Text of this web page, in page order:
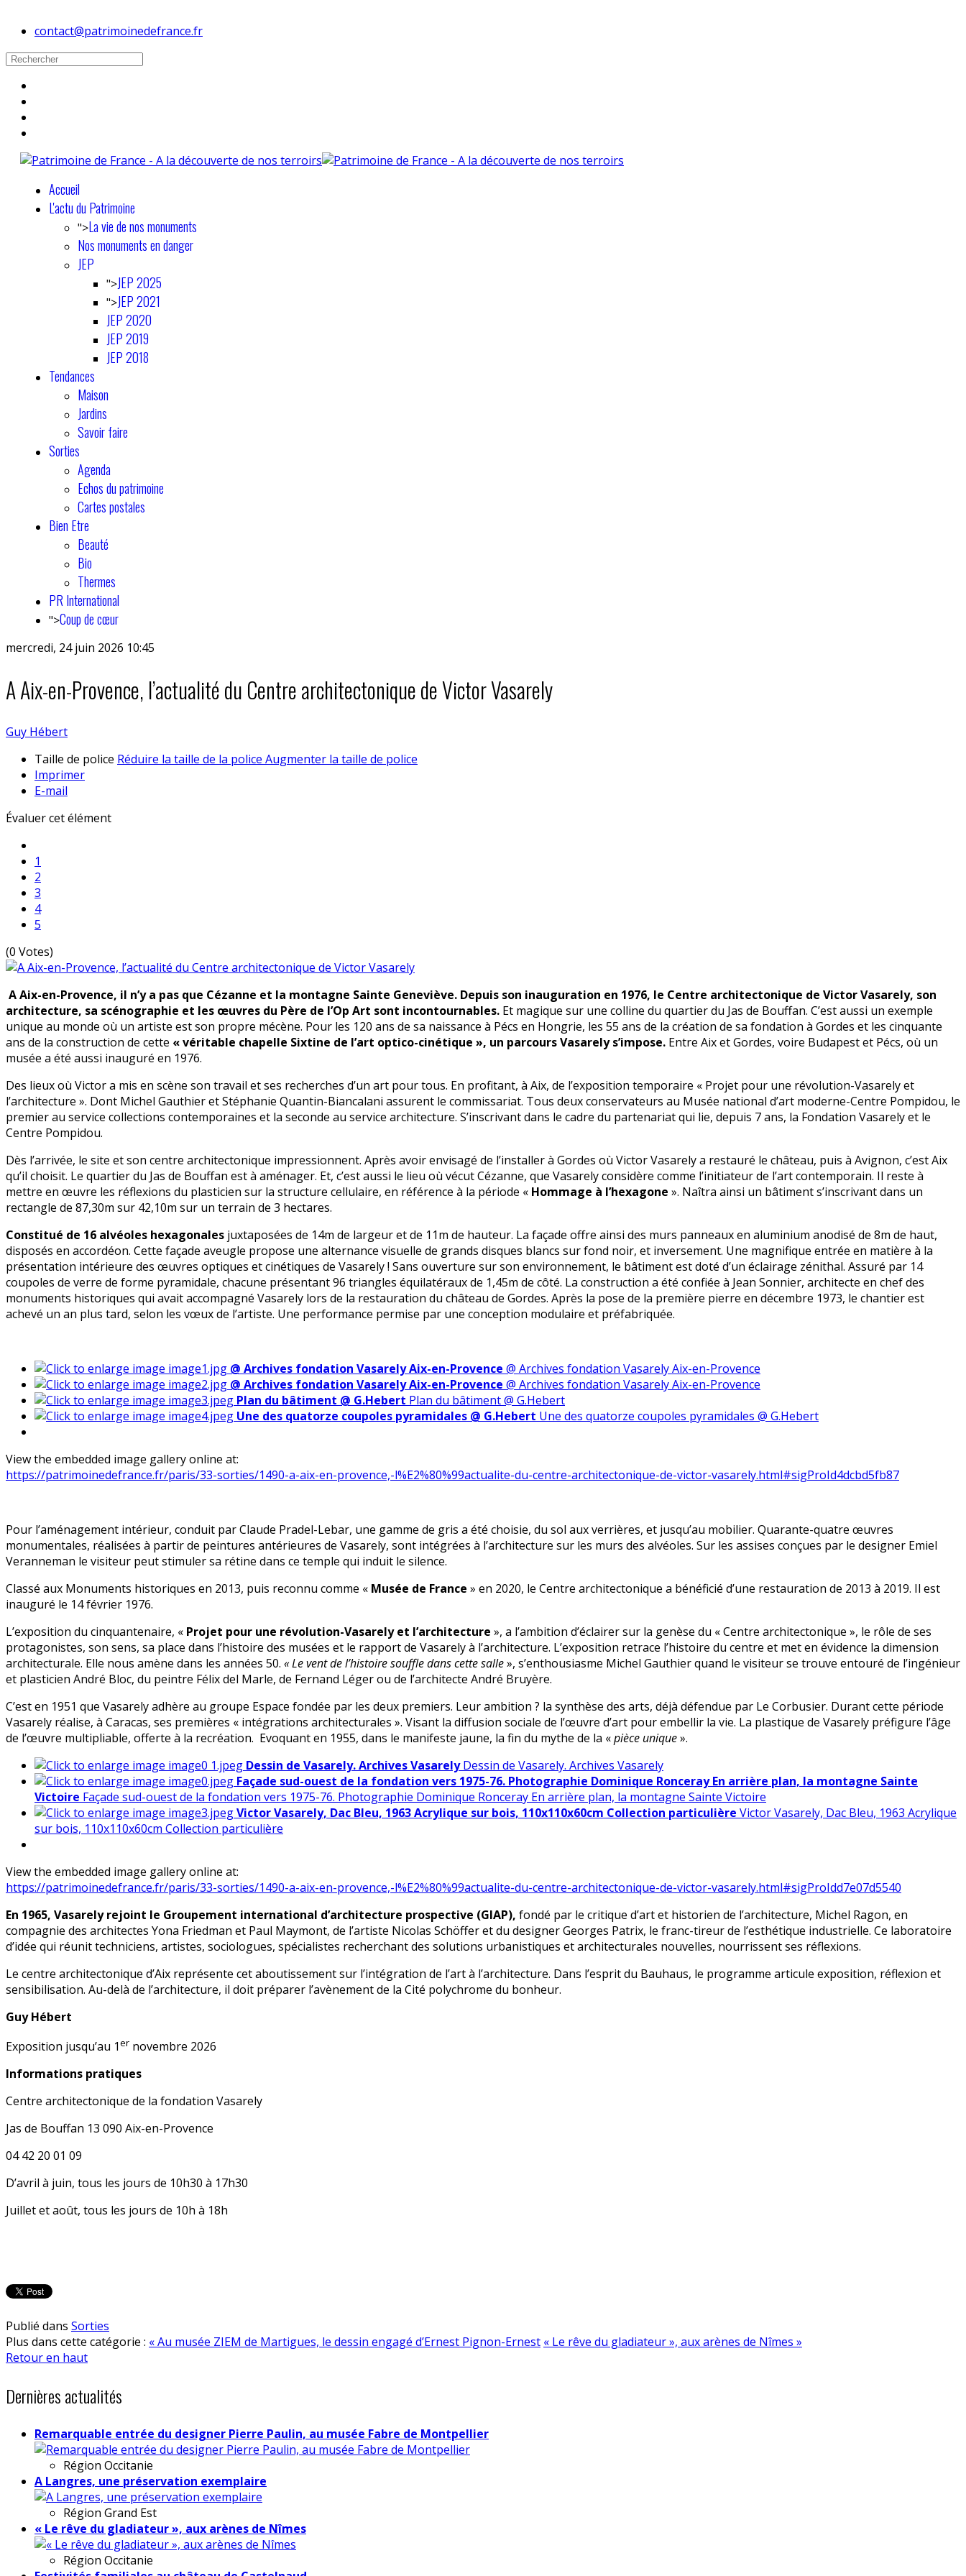
contact@patrimoinedefrance.fr
Accueil
L'actu du Patrimoine
">La vie de nos monuments
Nos monuments en danger
JEP
">JEP 2025
">JEP 2021
JEP 2020
JEP 2019
JEP 2018
Tendances
Maison
Jardins
Savoir faire
Sorties
Agenda
Echos du patrimoine
Cartes postales
Bien Etre
Beauté
Bio
Thermes
PR International
">Coup de cœur
mercredi, 24 juin 2026 10:45
A Aix-en-Provence, l’actualité du Centre architectonique de Victor Vasarely
Guy Hébert
Taille de police Réduire la taille de la police Augmenter la taille de police
Imprimer
E-mail
Évaluer cet élément
1
2
3
4
5
(0 Votes)
A Aix-en-Provence, il n’y a pas que Cézanne et la montagne Sainte Geneviève. Depuis son inauguration en 1976, le Centre architectonique de Victor Vasarely, son
architecture, sa scénographie et les œuvres du Père de l’Op Art sont incontournables. Et magique sur une colline du quartier du Jas de Bouffan. C’est aussi un exemple
unique au monde où un artiste est son propre mécène. Pour les 120 ans de sa naissance à Pécs en Hongrie, les 55 ans de la création de sa fondation à Gordes et les cinquante
ans de la construction de cette « véritable chapelle Sixtine de l’art optico-cinétique », un parcours Vasarely s’impose. Entre Aix et Gordes, voire Budapest et Pécs, où un
musée a été aussi inauguré en 1976.
Des lieux où Victor a mis en scène son travail et ses recherches d’un art pour tous. En profitant, à Aix, de l’exposition temporaire « Projet pour une révolution-Vasarely et
l’architecture ». Dont Michel Gauthier et Stéphanie Quantin-Biancalani assurent le commissariat. Tous deux conservateurs au Musée national d’art moderne-Centre Pompidou, le
premier au service collections contemporaines et la seconde au service architecture. S’inscrivant dans le cadre du partenariat qui lie, depuis 7 ans, la Fondation Vasarely et le
Centre Pompidou.
Dès l’arrivée, le site et son centre architectonique impressionnent. Après avoir envisagé de l’installer à Gordes où Victor Vasarely a restauré le château, puis à Avignon, c’est Aix
qu’il choisit. Le quartier du Jas de Bouffan est à aménager. Et, c’est aussi le lieu où vécut Cézanne, que Vasarely considère comme l’initiateur de l’art contemporain. Il reste à
mettre en œuvre les réflexions du plasticien sur la structure cellulaire, en référence à la période « Hommage à l’hexagone ». Naîtra ainsi un bâtiment s’inscrivant dans un
rectangle de 87,30m sur 42,10m sur un terrain de 3 hectares.
Constitué de 16 alvéoles hexagonales juxtaposées de 14m de largeur et de 11m de hauteur. La façade offre ainsi des murs panneaux en aluminium anodisé de 8m de haut,
disposés en accordéon. Cette façade aveugle propose une alternance visuelle de grands disques blancs sur fond noir, et inversement. Une magnifique entrée en matière à la
présentation intérieure des œuvres optiques et cinétiques de Vasarely ! Sans ouverture sur son environnement, le bâtiment est doté d’un éclairage zénithal. Assuré par 14
coupoles de verre de forme pyramidale, chacune présentant 96 triangles équilatéraux de 1,45m de côté. La construction a été confiée à Jean Sonnier, architecte en chef des
monuments historiques qui avait accompagné Vasarely lors de la restauration du château de Gordes. Après la pose de la première pierre en décembre 1973, le chantier est
achevé un an plus tard, selon les vœux de l’artiste. Une performance permise par une conception modulaire et préfabriquée.
@ Archives fondation Vasarely Aix-en-Provence @ Archives fondation Vasarely Aix-en-Provence
@ Archives fondation Vasarely Aix-en-Provence @ Archives fondation Vasarely Aix-en-Provence
Plan du bâtiment @ G.Hebert Plan du bâtiment @ G.Hebert
Une des quatorze coupoles pyramidales @ G.Hebert Une des quatorze coupoles pyramidales @ G.Hebert
View the embedded image gallery online at:
https://patrimoinedefrance.fr/paris/33-sorties/1490-a-aix-en-provence,-l%E2%80%99actualite-du-centre-architectonique-de-victor-vasarely.html#sigProId4dcbd5fb87
Pour l’aménagement intérieur, conduit par Claude Pradel-Lebar, une gamme de gris a été choisie, du sol aux verrières, et jusqu’au mobilier. Quarante-quatre œuvres
monumentales, réalisées à partir de peintures antérieures de Vasarely, sont intégrées à l’architecture sur les murs des alvéoles. Sur les assises conçues par le designer Emiel
Veranneman le visiteur peut stimuler sa rétine dans ce temple qui induit le silence.
Classé aux Monuments historiques en 2013, puis reconnu comme « Musée de France » en 2020, le Centre architectonique a bénéficié d’une restauration de 2013 à 2019. Il est
inauguré le 14 février 1976.
L’exposition du cinquantenaire, « Projet pour une révolution-Vasarely et l’architecture », a l’ambition d’éclairer sur la genèse du « Centre architectonique », le rôle de ses
protagonistes, son sens, sa place dans l’histoire des musées et le rapport de Vasarely à l’architecture. L’exposition retrace l’histoire du centre et met en évidence la dimension
architecturale. Elle nous amène dans les années 50. « Le vent de l’histoire souffle dans cette salle», s’enthousiasme Michel Gauthier quand le visiteur se trouve entouré de l’ingénieur
et plasticien André Bloc, du peintre Félix del Marle, de Fernand Léger ou de l’architecte André Bruyère.
C’est en 1951 que Vasarely adhère au groupe Espace fondée par les deux premiers. Leur ambition ? la synthèse des arts, déjà défendue par Le Corbusier. Durant cette période
Vasarely réalise, à Caracas, ses premières « intégrations architecturales ». Visant la diffusion sociale de l’œuvre d’art pour embellir la vie. La plastique de Vasarely préfigure l’âge
de l’œuvre multipliable, offerte à la recréation. Evoquant en 1955, dans le manifeste jaune, la fin du mythe de la «pièce unique».
Dessin de Vasarely. Archives Vasarely Dessin de Vasarely. Archives Vasarely
Façade sud-ouest de la fondation vers 1975-76. Photographie Dominique Ronceray En arrière plan, la montagne Sainte
Victoire Façade sud-ouest de la fondation vers 1975-76. Photographie Dominique Ronceray En arrière plan, la montagne Sainte Victoire
Victor Vasarely, Dac Bleu, 1963 Acrylique sur bois, 110x110x60cm Collection particulière Victor Vasarely, Dac Bleu, 1963 Acrylique
sur bois, 110x110x60cm Collection particulière
View the embedded image gallery online at:
https://patrimoinedefrance.fr/paris/33-sorties/1490-a-aix-en-provence,-l%E2%80%99actualite-du-centre-architectonique-de-victor-vasarely.html#sigProIdd7e07d5540
En 1965, Vasarely rejoint le Groupement international d’architecture prospective (GIAP), fondé par le critique d’art et historien de l’architecture, Michel Ragon, en
compagnie des architectes Yona Friedman et Paul Maymont, de l’artiste Nicolas Schöffer et du designer Georges Patrix, le franc-tireur de l’esthétique industrielle. Ce laboratoire
d’idée qui réunit techniciens, artistes, sociologues, spécialistes recherchant des solutions urbanistiques et architecturales nouvelles, nourrissent ses réflexions.
Le centre architectonique d’Aix représente cet aboutissement sur l’intégration de l’art à l’architecture. Dans l’esprit du Bauhaus, le programme articule exposition, réflexion et
sensibilisation. Au-delà de l’architecture, il doit préparer l’avènement de la Cité polychrome du bonheur.
Guy Hébert
Exposition jusqu’au 1er novembre 2026
Informations pratiques
Centre architectonique de la fondation Vasarely
Jas de Bouffan 13 090 Aix-en-Provence
04 42 20 01 09
D’avril à juin, tous les jours de 10h30 à 17h30
Juillet et août, tous les jours de 10h à 18h
Publié dans Sorties
Plus dans cette catégorie : « Au musée ZIEM de Martigues, le dessin engagé d’Ernest Pignon-Ernest « Le rêve du gladiateur », aux arènes de Nîmes »
Retour en haut
Dernières actualités
Remarquable entrée du designer Pierre Paulin, au musée Fabre de Montpellier
Région Occitanie
A Langres, une préservation exemplaire
Région Grand Est
« Le rêve du gladiateur », aux arènes de Nîmes
Région Occitanie